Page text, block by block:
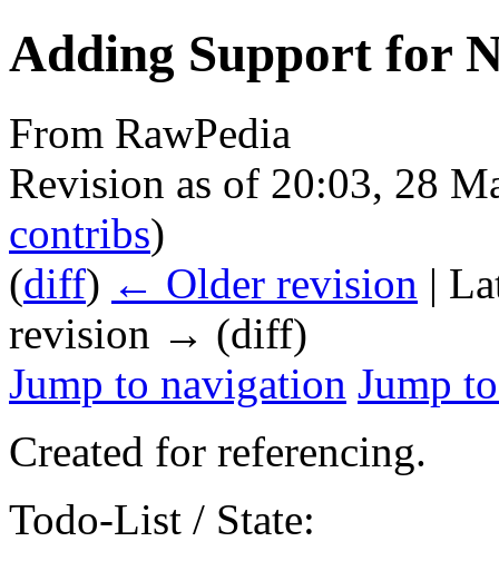
Adding Support for
From RawPedia
Revision as of 20:03, 28
contribs)
(diff) ← Older revision |
revision → (diff)
Jump to navigation Jump
Created for referencing.
Todo-List / State: